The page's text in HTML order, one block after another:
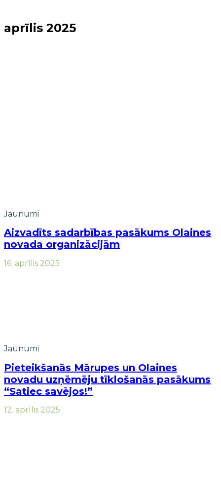
aprīlis 2025
Jaunumi
Aizvadīts sadarbības pasākums Olaines
novada organizācijām
16. aprīlis 2025
Jaunumi
Pieteikšanās Mārupes un Olaines
novadu uzņēmēju tīklošanās pasākums
“Satiec savējos!”
12. aprīlis 2025